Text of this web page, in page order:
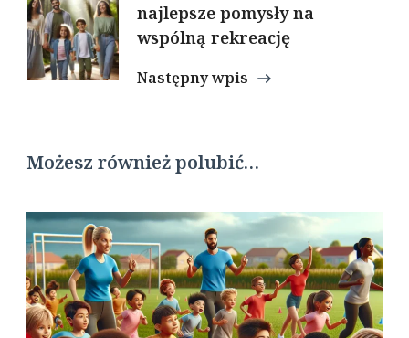
najlepsze pomysły na
wspólną rekreację
Następny wpis
Możesz również polubić…